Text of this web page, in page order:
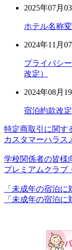
2025年07月
ホテル名称
2024年11月
プライバシ
改定）
2024年08月
宿泊約款改
特定商取引に関す
カスタマーハラス
学校関係者の皆様
プレミアムクラブ
「未成年の宿泊
「未成年の宿泊